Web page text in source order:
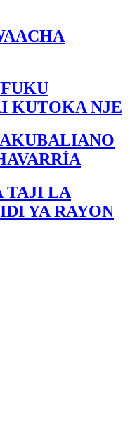
KUTOKA NJE
TAJI LA
YA RAYON